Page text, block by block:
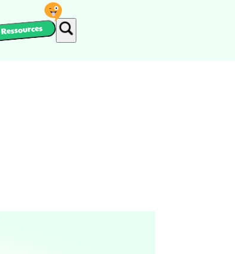
Ressources